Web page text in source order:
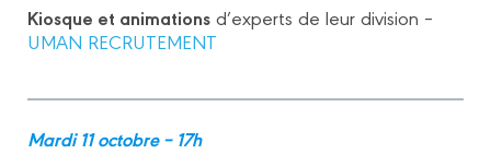
Kiosque et animations d’experts de leur division –
UMAN RECRUTEMENT
Mardi 11 octobre – 17h